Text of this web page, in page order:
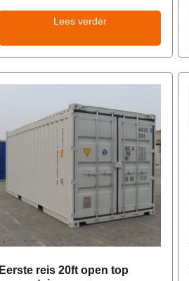
Lees verder
Eerste reis 20ft open top